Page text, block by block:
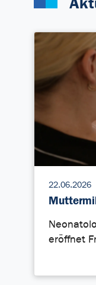
22.06.2026
eröffnet